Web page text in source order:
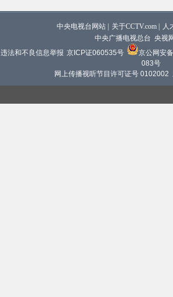
中央电视台网站 关于CCTV.com
人
中央广播电视总台 央视
违法和不良信息举报 京ICP证060535号
京公网安
083号
网上传播视听节目许可证号